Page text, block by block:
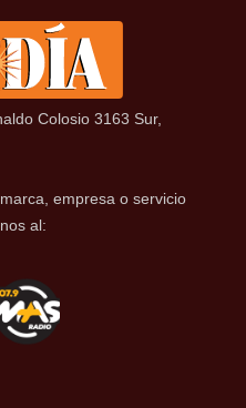
Colosio 3163 Sur,
empresa o servicio
al: